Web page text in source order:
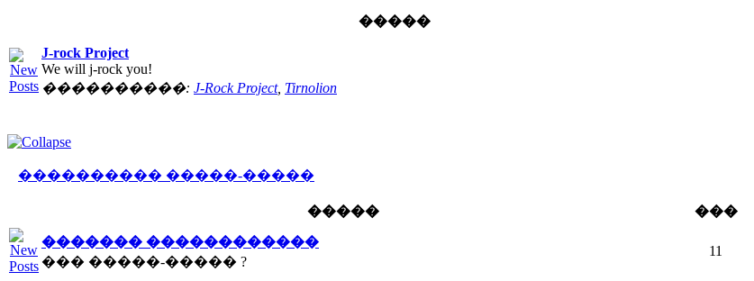
�����
J-rock Project
We will j-rock you!
����������: J-Rock Project, Tirnolion
���������� �����-�����
����� ���
������� ������������
��� �����-����� ?
11